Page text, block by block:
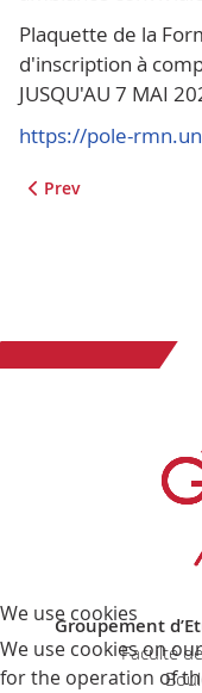
Plaquette de la
d'inscription à
JUSQU'AU 7 MAI
https://pole-
Previous article:
Prev
Groupement
Faculté
We use cookies
We use cookies on
for the operation of